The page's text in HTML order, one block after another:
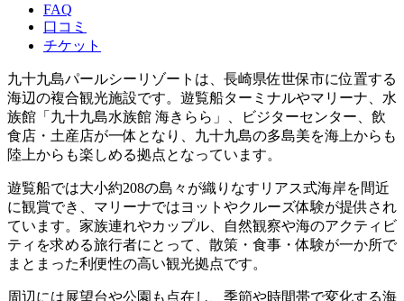
FAQ
口コミ
チケット
九十九島パールシーリゾートは、長崎県佐世保市に位置する
海辺の複合観光施設です。遊覧船ターミナルやマリーナ、水
族館「九十九島水族館 海きらら」、ビジターセンター、飲
食店・土産店が一体となり、九十九島の多島美を海上からも
陸上からも楽しめる拠点となっています。
遊覧船では大小約208の島々が織りなすリアス式海岸を間近
に観賞でき、マリーナではヨットやクルーズ体験が提供され
ています。家族連れやカップル、自然観察や海のアクティビ
ティを求める旅行者にとって、散策・食事・体験が一か所で
まとまった利便性の高い観光拠点です。
周辺には展望台や公園も点在し、季節や時間帯で変化する海